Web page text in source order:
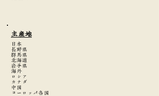
主産地
日本
長野県
群馬県
北海道
岩手県
海外
ロシア
カナダ
中国
ヨーロッパ各国